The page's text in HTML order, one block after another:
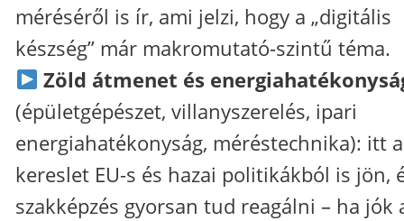
méréséről is ír, ami jelzi, hogy a „digitális
készség” már makromutató-szintű téma.
Zöld átmenet és
(épületgépészet, villanyszerelés, ipari
energiahatékonyság, méréstechnika): itt a
kereslet EU-s és hazai politikákból is jön,
szakképzés gyorsan tud reagálni – ha jók